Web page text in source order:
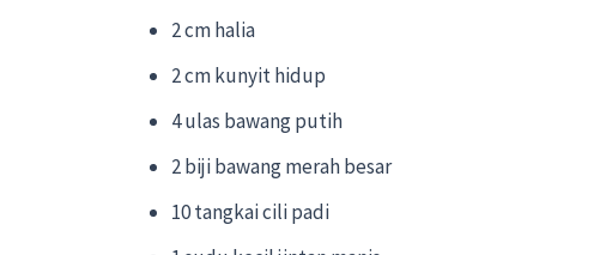
2 cm halia
2 cm kunyit hidup
4 ulas bawang putih
2 biji bawang merah besar
10 tangkai cili padi